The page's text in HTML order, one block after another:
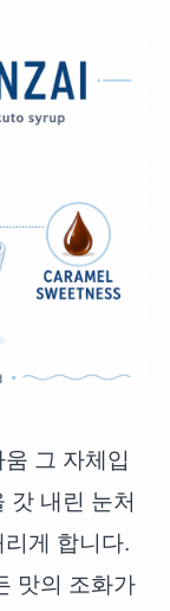
그 자체입
갓 내린 눈처
게 합니다.
맛의 조화가